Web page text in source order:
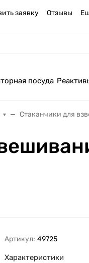
заявку Отзывы
посуда
Стаканчики для
Артикул: 49725
Характеристики